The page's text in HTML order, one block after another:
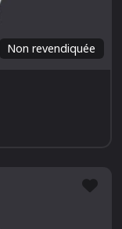
Non revendiquée